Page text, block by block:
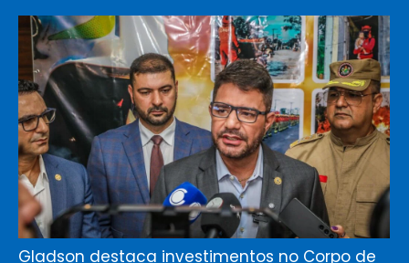
Gladson destaca investimentos no Corpo de